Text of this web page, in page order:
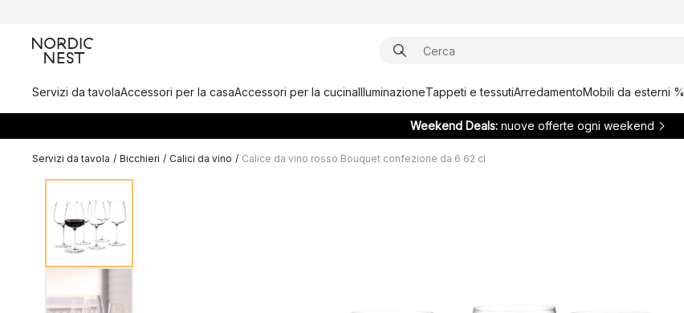
Servizi da tavolaAccessori per la casaAccessori per la cucinaIlluminazioneTappeti e tessutiArredamentoMobili da esterni %
Weekend Deals: nuove offerte ogni weekend
Servizi da tavola / Bicchieri / Calici da vino / Calice da vino rosso Bouquet confezione da 6 62 cl